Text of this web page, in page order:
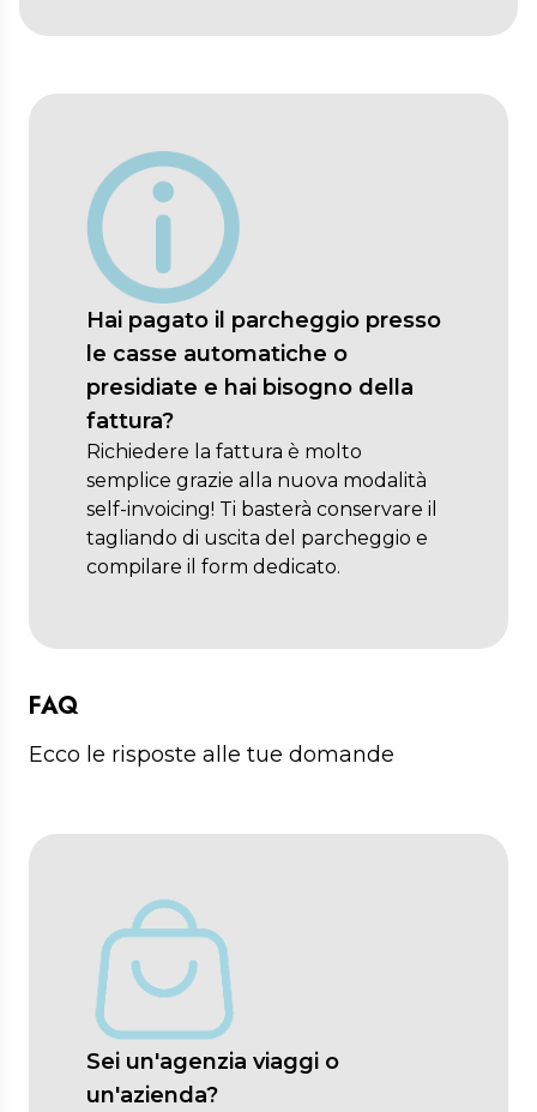
Hai pagato il parcheggio presso
le casse automatiche o
presidiate e hai bisogno della
fattura?
Richiedere la fattura è molto
semplice grazie alla nuova modalità
self-invoicing! Ti basterà conservare il
tagliando di uscita del parcheggio e
compilare il form dedicato.
FAQ
Ecco le risposte alle tue domande
Sei un'agenzia viaggi o
un'azienda?